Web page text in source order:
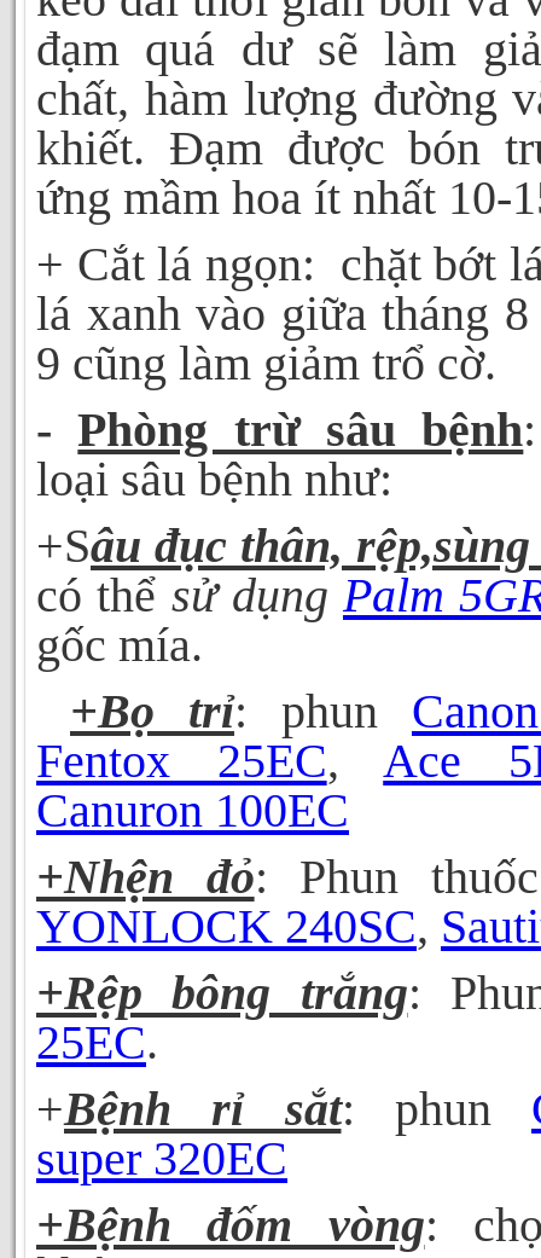
đạm quá dư sẽ làm
chất, hàm lượng đường
khiết. Đạm được bón
ứng mầm hoa ít nhất 10-
+ Cắt lá ngọn: chặt bớt
lá xanh vào giữa tháng
9 cũng làm giảm trổ cờ.
-Phòng trừ sâu bệnh
loại sâu bệnh như:
+Sâu đục thân,
có thể sử dụngPalm
gốc mía.
+Bọ trỉ: phun
Fentox 25EC,
Ace
Canuron 100EC
+Nhện đỏ: Phun
YONLOCK 240SC,
+Rệp bông trắng:
25EC.
+Bệnh rỉ sắt: phun
super 320EC
+Bệnh đốm vòng: